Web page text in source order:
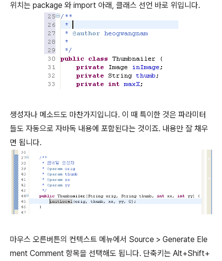
위치는 package 와 import 아래, 클래스 선언 바로 위입니다.
생성자나 메소드도 마찬가지입니다. 이 때 특이한 것은 파라미터
들도 자동으로 자바독 내용에 포함된다는 것이죠. 내용만 잘 채우
면 됩니다.
마우스 오른버튼의 컨텍스트 메뉴에서 Source > Generate Ele
ment Comment 항목을 선택해도 됩니다. 단축키는 Alt+Shift+